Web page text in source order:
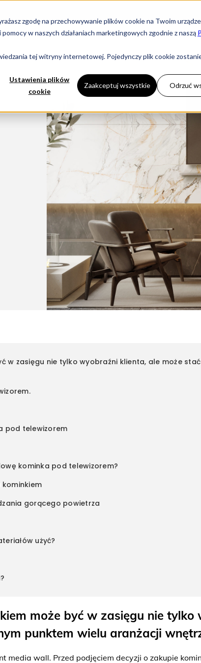
zgodę na przechowywanie plików cookie na Twoim
w naszych działaniach marketingowych zgodnie z naszą
tej witryny internetowej. Pojedynczy plik cookie
Ustawienia plików
cookie
Zaakceptuj wszystkie Odrzuć
KOMINKI
w zasięgu nie tylko wyobraźni klienta, ale może
pod telewizorem
kominka pod telewizorem?
gorącego powietrza
użyć?
może być w zasięgu nie tylko
punktem wielu aranżacji
media wall. Przed podjęciem decyzji o zakupie